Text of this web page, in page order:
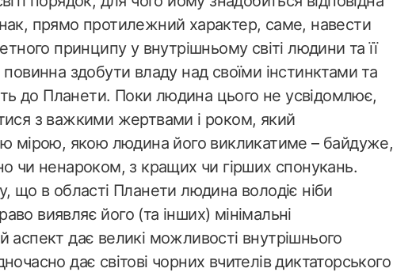
прямо протилежний характер, саме, навести
принципу у внутрішньому світі людини та її
здобути владу над своїми інстинктами та
до Планети. Поки людина цього не усвідомлює,
з важкими жертвами і роком, який
мірою, якою людина його викликатиме – байдуже,
чи ненароком, з кращих чи гірших спонукань.
що в області Планети людина володіє ніби
виявляє його (та інших) мінімальні
аспект дає великі можливості внутрішнього
дає світові чорних вчителів диктаторського